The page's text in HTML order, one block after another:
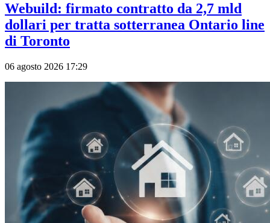
Webuild: firmato contratto da 2,7 mld
dollari per tratta sotterranea Ontario line
di Toronto
06 agosto 2026 17:29